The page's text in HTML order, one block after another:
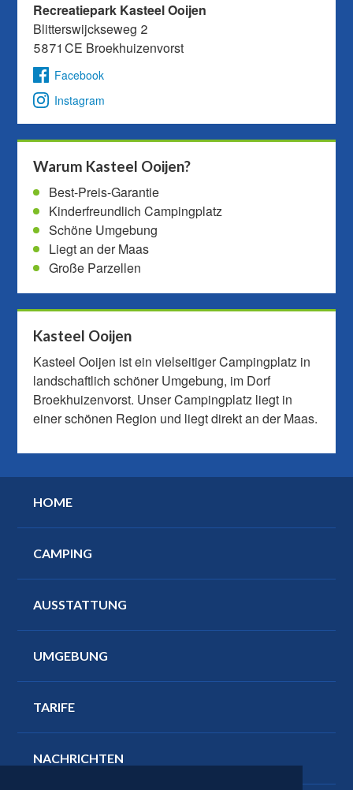
Recreatiepark Kasteel Ooijen
Blitterswijckseweg 2
5871 CE Broekhuizenvorst
Facebook
Instagram
Warum Kasteel Ooijen?
Best-Preis-Garantie
Kinderfreundlich Campingplatz
Schöne Umgebung
Liegt an der Maas
Große Parzellen
Kasteel Ooijen
Kasteel Ooijen ist ein vielseitiger Campingplatz in
landschaftlich schöner Umgebung, im Dorf
Broekhuizenvorst. Unser Campingplatz liegt in
einer schönen Region und liegt direkt an der Maas.
HOME
CAMPING
AUSSTATTUNG
UMGEBUNG
TARIFE
NACHRICHTEN